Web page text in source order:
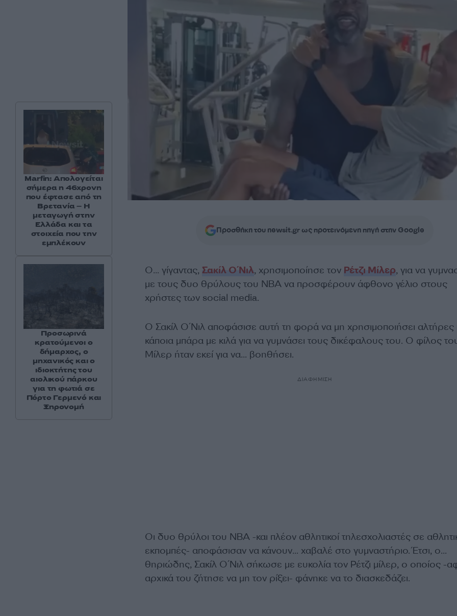
Προσθήκη του newsit.gr ως προτεινόμενη πηγή στην Google
Ο… γίγαντας, Σακίλ Ο΄Νιλ, χρησιμοποίησε τον Ρέτζι Μίλερ, για να
με τους δυο θρύλους του NBA να προσφέρουν άφθονο γέλιο στους
χρήστες των social media.
Ο Σακίλ Ο΄Νιλ αποφάσισε αυτή τη φορά να μη χρησιμοποιήσει αλτήρες
κάποια μπάρα με κιλά για να γυμνάσει τους δικέφαλους του. Ο φίλος
Μίλερ ήταν εκεί για να… βοηθήσει.
ΔΙΑΦΗΜΙΣΗ
Οι δυο θρύλοι του ΝΒΑ -και πλέον αθλητικοί τηλεσχολιαστές σε
εκπομπές- αποφάσισαν να κάνουν… χαβαλέ στο γυμναστήριο. Έτσι, ο…
θηριώδης, Σακίλ Ο΄Νιλ σήκωσε με ευκολία τον Ρέτζι μίλερ, ο οποίος -
αρχικά του ζήτησε να μη τον ρίξει- φάνηκε να το διασκεδάζει.
Marfin: Απολογείται
σήμερα η 46χρονη
που έφτασε από τη
Βρετανία – Η
μεταγωγή στην
Ελλάδα και τα
στοιχεία που την
εμπλέκουν
Προσωρινά
κρατούμενοι ο
δήμαρχος, ο
μηχανικός και ο
ιδιοκτήτης του
αιολικού πάρκου
για τη φωτιά σε
Πόρτο Γερμενό και
Ξηρονομή